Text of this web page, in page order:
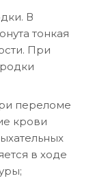
В
тонкая
При
переломе
крови
в ходе